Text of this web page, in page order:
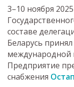
3–10 ноября
составе
Беларусь
международной
Предприятие
снабжения